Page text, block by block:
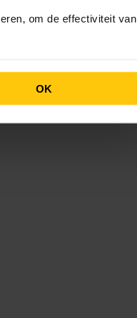
om de effectiviteit van
OK